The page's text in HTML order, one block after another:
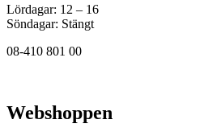
Lördagar: 12 – 16
Söndagar: Stängt
08-410 801 00
Webshoppen